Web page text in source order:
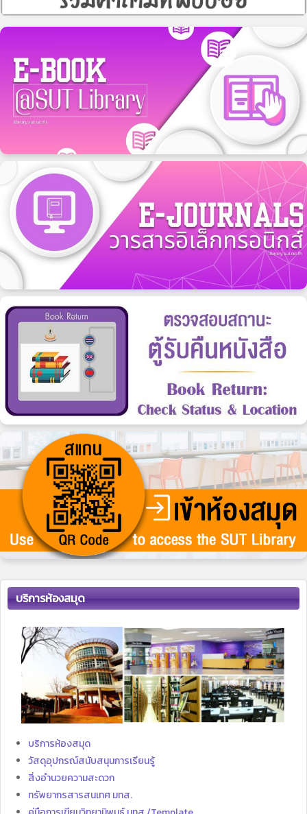
บริการห้องสมุด
บริการห้องสมุด
วัสดุอุปกรณ์สนับสนุนการเรียนรู้
สิ่งอำนวยความสะดวก
ทรัพยากรสารสนเทศ มทส.